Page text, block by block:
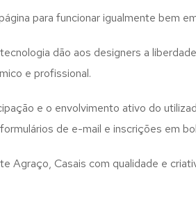
para funcionar igualmente bem
dão aos designers a
e profissional.
e o envolvimento ativo do
de e-mail e inscrições em
Agraço, Casais com qualidade e